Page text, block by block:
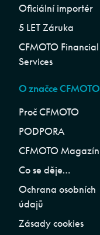
Oficiální importér
5 LET Záruka
CFMOTO Financial
Services
O značce CFMOTO
Proč CFMOTO
PODPORA
CFMOTO Magazín
Co se děje…
Ochrana osobních
údajů
Zásady cookies